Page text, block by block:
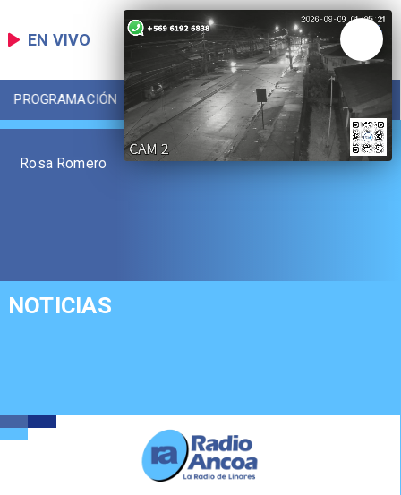
EN VIVO
PROGRAMACIÓN LOCAL DEPORTES
Rosa Romero
NOTICIAS